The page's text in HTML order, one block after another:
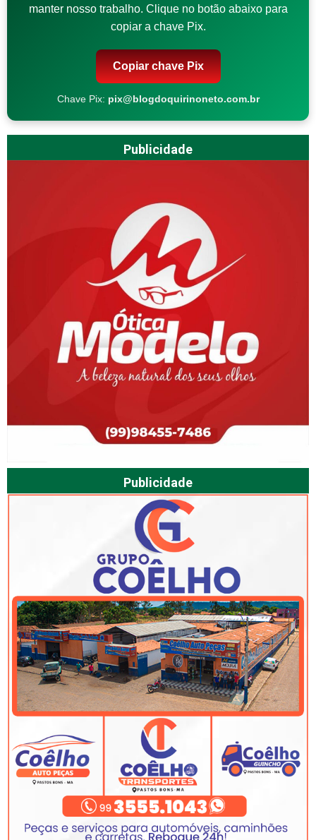
manter nosso trabalho. Clique no botão abaixo para
copiar a chave Pix.
Copiar chave Pix
Chave Pix: pix@blogdoquirinoneto.com.br
Publicidade
Publicidade